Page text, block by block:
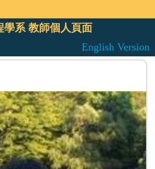
學系 教師個人頁面
English Version